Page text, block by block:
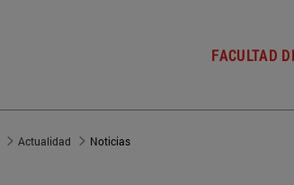
FACULTAD
Actualidad Noticias